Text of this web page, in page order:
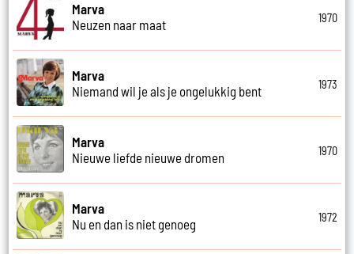
Marva
Neuzen naar maat
1970
Marva
Niemand wil je als je ongelukkig bent
1973
Marva
Nieuwe liefde nieuwe dromen
1970
Marva
Nu en dan is niet genoeg
1972